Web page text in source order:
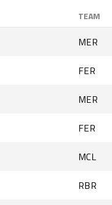
TEAM
MER
FER
MER
FER
MCL
RBR